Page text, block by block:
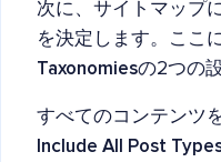
次に、サイトマップ
を決定します。ここ
Taxonomiesの2つの
すべてのコンテンツ
Include All Post